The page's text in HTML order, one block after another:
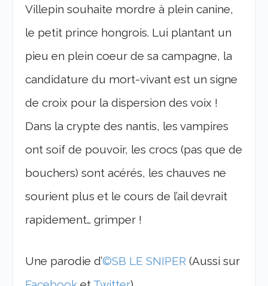
Villepin souhaite mordre à plein canine,
le petit prince hongrois. Lui plantant un
pieu en plein coeur de sa campagne, la
candidature du mort-vivant est un signe
de croix pour la dispersion des voix !
Dans la crypte des nantis, les vampires
ont soif de pouvoir, les crocs (pas que de
bouchers) sont acérés, les chauves ne
sourient plus et le cours de l’ail devrait
rapidement… grimper !
Une parodie d’©SB LE SNIPER (Aussi sur